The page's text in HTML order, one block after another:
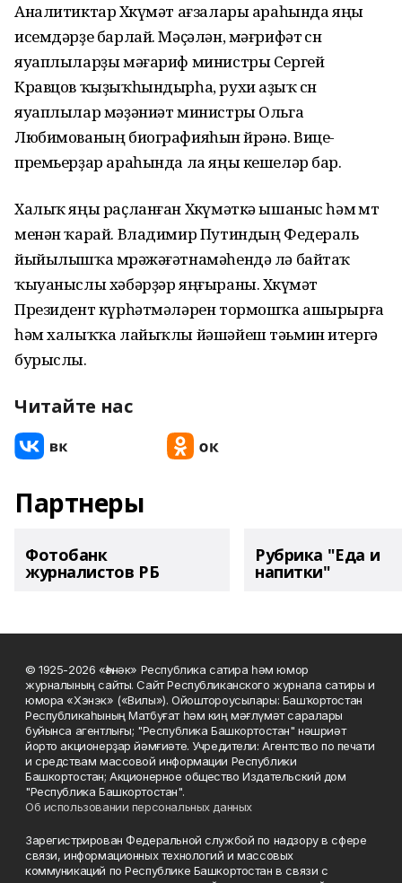
Аналитиктар Хөкүмәт ағзалары араһында яңы
исемдәрҙе барлай. Мәҫәлән, мәғрифәт өсөн
яуаплыларҙы мәғариф министры Сергей
Кравцов ҡыҙыҡһындырһа, рухи аҙыҡ өсөн
яуаплылар мәҙәниәт министры Ольга
Любимованың биографияһын өйрәнә. Вице-
премьерҙар араһында ла яңы кешеләр бар.
Халыҡ яңы раҫланған Хөкүмәткә ышаныс һәм өмөт
менән ҡарай. Владимир Путиндың Федераль
йыйылышҡа мөрәжәғәтнамәһендә лә байтаҡ
ҡыуаныслы хәбәрҙәр яңғыраны. Хөкүмәт
Президент күрһәтмәләрен тормошҡа ашырырға
һәм халыҡҡа лайыҡлы йәшәйеш тәьмин итергә
бурыслы.
Читайте нас
Партнеры
Фотобанк
журналистов РБ
Рубрика "Еда и
напитки"
© 1925-2026 «Һәнәк» Республика сатира һәм юмор
журналының сайты. Сайт Республиканского журнала сатиры и
юмора «Хэнэк» («Вилы»). Ойоштороусылары: Башҡортостан
Республикаһының Матбуғат һәм киң мәғлүмәт саралары
буйынса агентлығы; "Республика Башкортостан" нәшриәт
йорто акционерҙар йәмғиәте. Учредители: Агентство по печати
и средствам массовой информации Республики
Башкортостан; Акционерное общество Издательский дом
"Республика Башкортостан".
Об использовании персональных данных
Зарегистрирован Федеральной службой по надзору в сфере
связи, информационных технологий и массовых
коммуникаций по Республике Башкортостан в связи с